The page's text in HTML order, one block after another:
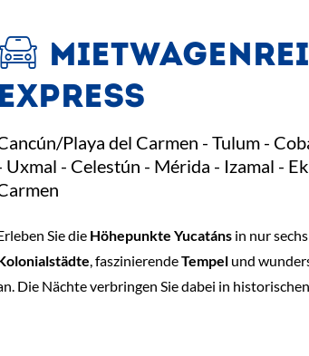
EXPRESS
Playa del Carmen - Tulum -
Uxmal - Celestún - Mérida - Izamal -
Sie die Höhepunkte Yucatáns in nur
, faszinierendeTempel und
Die Nächte verbringen Sie dabei in historischen